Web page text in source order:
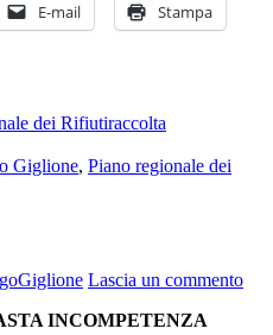
E-mail Stampa
dei Rifiutiraccolta
Giglione, Piano regionale dei
Lascia un commento
INCOMPETENZA